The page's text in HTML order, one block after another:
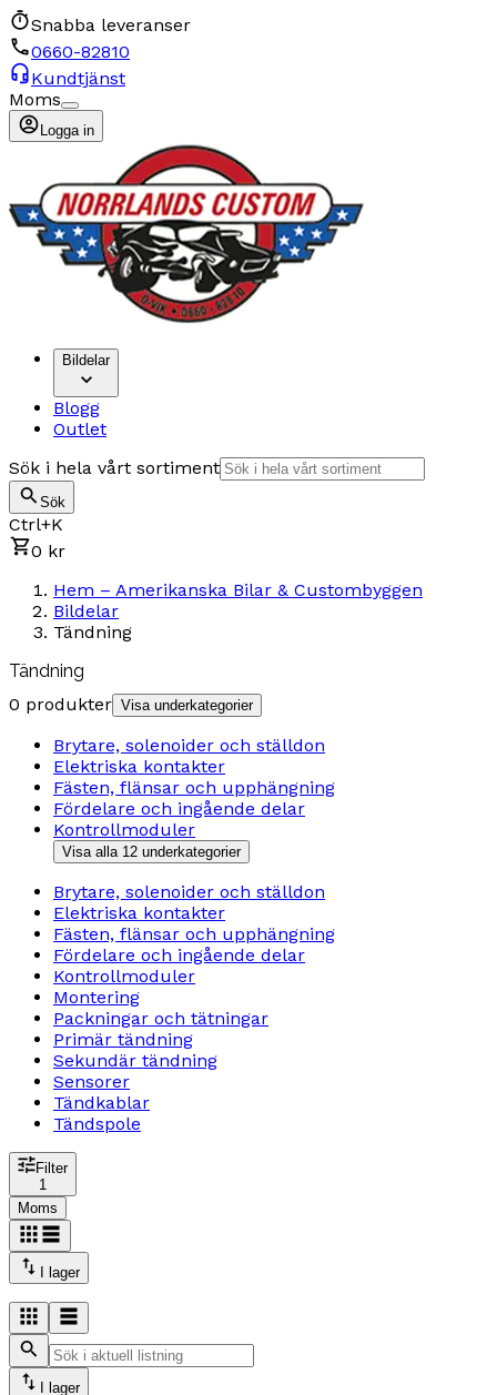
Snabba leveranser
0660-82810
Kundtjänst
Moms
Logga in
Bildelar
Blogg
Outlet
Sök i hela vårt sortiment
Sök
Ctrl+K
0 kr
Hem – Amerikanska Bilar & Custombyggen
Bildelar
Tändning
Tändning
0 produkter Visa underkategorier
Brytare, solenoider och ställdon
Elektriska kontakter
Fästen, flänsar och upphängning
Fördelare och ingående delar
Kontrollmoduler
Visa alla 12 underkategorier
Brytare, solenoider och ställdon
Elektriska kontakter
Fästen, flänsar och upphängning
Fördelare och ingående delar
Kontrollmoduler
Montering
Packningar och tätningar
Primär tändning
Sekundär tändning
Sensorer
Tändkablar
Tändspole
Filter
1
Moms
I lager
I lager